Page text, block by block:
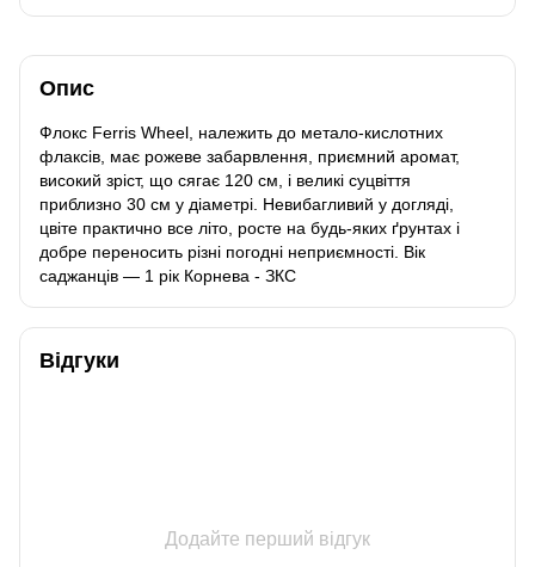
Опис
Флокс Ferris Wheel, належить до метало-кислотних
флаксів, має рожеве забарвлення, приємний аромат,
високий зріст, що сягає 120 см, і великі суцвіття
приблизно 30 см у діаметрі. Невибагливий у догляді,
цвіте практично все літо, росте на будь-яких ґрунтах і
добре переносить різні погодні неприємності. Вік
саджанців — 1 рік Корнева - ЗКС
Відгуки
Додайте перший відгук